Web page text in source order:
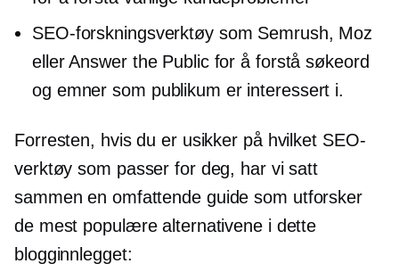
SEO-forskningsverktøy som Semrush, Moz
eller Answer the Public for å forstå søkeord
og emner som publikum er interessert i.
Forresten, hvis du er usikker på hvilket SEO-
verktøy som passer for deg, har vi satt
sammen en omfattende guide som utforsker
de mest populære alternativene i dette
blogginnlegget: